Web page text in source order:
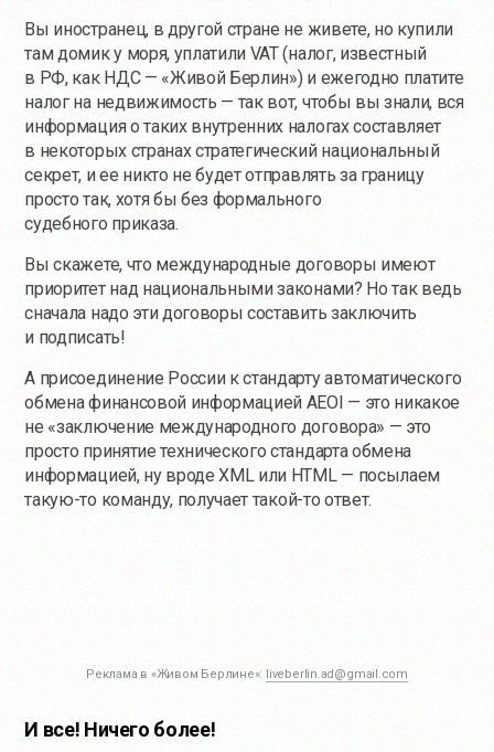
Вы иностранец, в другой стране не живете, но купили
там домик у моря, уплатили VAT (налог, известный
в РФ, как НДС — «Живой Берлин») и ежегодно платите
налог на недвижимость — так вот, чтобы вы знали, вся
информация о таких внутренних налогах составляет
в некоторых странах стратегический национальный
секрет, и ее никто не будет отправлять за границу
просто так, хотя бы без формального
судебного приказа.
Вы скажете, что международные договоры имеют
приоритет над национальными законами? Но так ведь
сначала надо эти договоры составить заключить
и подписать!
А присоединение России к стандарту автоматического
обмена финансовой информацией AEOI — это никакое
не «заключение международного договора» — это
просто принятие технического стандарта обмена
информацией, ну вроде XML или HTML — посылаем
такую-токоманду, получаеттакой-то ответ.
Реклама в «Живом Берлине»: liveberlin.ad@gmail.com
И все! Ничего более!